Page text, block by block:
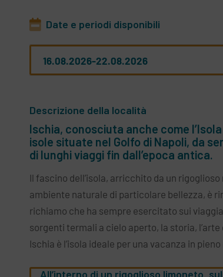
Date e periodi disponibili
16.08.2026-22.08.2026
Descrizione della località
Ischia, conosciuta anche come
isole situate nel Golfo di Napoli, da
di lunghi viaggi fin dall’epoca antica.
Il fascino dell’isola, arricchito da un
ambiente naturale di particolare bellezza, è
richiamo che ha sempre esercitato sui
sorgenti termali a cielo aperto, la storia,
Ischia è l’isola ideale per una vacanza in
All’interno di un rigoglioso limoneto,